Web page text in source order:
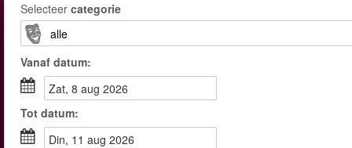
Selecteer categorie
Vanaf datum:
zat, 8 aug 2026
Tot datum:
din, 11 aug 2026